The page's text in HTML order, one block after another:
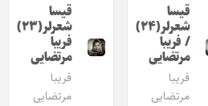
قیسا
شعرلر(۲۴)
/ فریبا
مرتضایی
فریبا
مرتضایی
قیسا
شعرلر(۲۳)
فریبا
مرتضایی
فریبا
مرتضایی